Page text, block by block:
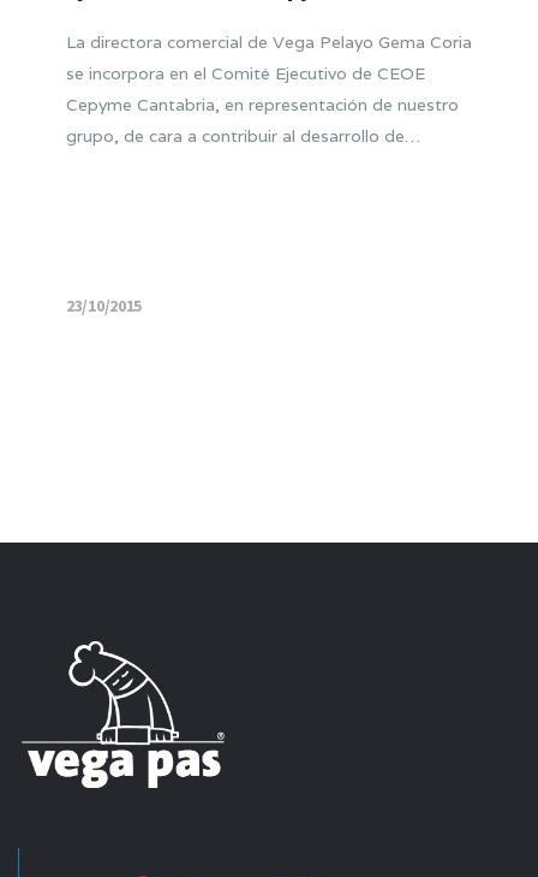
La directora comercial de Vega Pelayo Gema Coria
se incorpora en el Comité Ejecutivo de CEOE
Cepyme Cantabria, en representación de nuestro
grupo, de cara a contribuir al desarrollo de…
23/10/2015